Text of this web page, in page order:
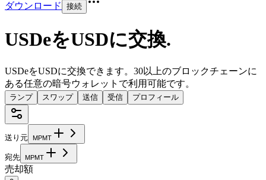
ダウンロード 接続
USDeをUSDに交換.
USDeをUSDに交換できます。30以上のブロックチェーンに
ある任意の暗号ウォレットで利用可能です。
ランプ スワップ 送信 受信 プロフィール
送り元 MPMT
宛先 MPMT
売却額